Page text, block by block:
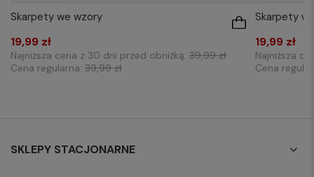
Skarpety we wzory
19,99 zł
Najniższa cena z 30 dni przed obniżką: 39,99 zł
Cena regularna: 39,99 zł
Skarpety w
19,99 zł
Najniższa
Cena
SKLEPY STACJONARNE